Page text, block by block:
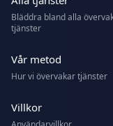
Bläddra bland alla
tjänster
Vår metod
Hur vi övervakar tjänster
Villkor